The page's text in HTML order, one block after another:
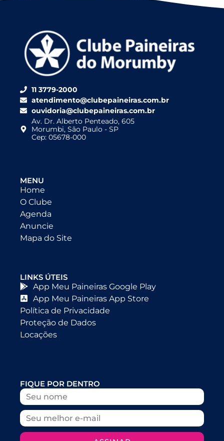
11 3779-2000
atendimento@clubepaineiras.com.br
ouvidoria@clubepaineiras.com.br
Av. Dr. Alberto Penteado, 605
Morumbi, São Paulo - SP
Cep: 05678-000
MENU
Home
O Clube
Agenda
Anuncie
Mapa do Site
LINKS ÚTEIS
App Meu Paineiras Google Play
App Meu Paineiras App Store
Política de Privacidade
Proteção de Dados
Locações
FIQUE POR DENTRO